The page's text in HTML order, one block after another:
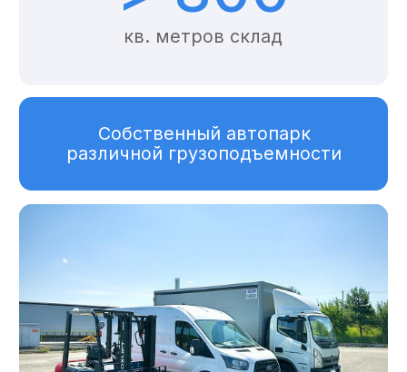
Порядок работы
Контакты
Цены О компании